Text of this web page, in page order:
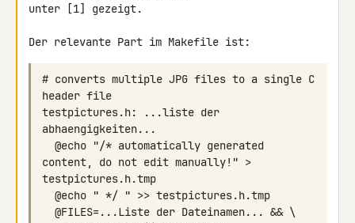
unter [1] gezeigt.
Der relevante Part im Makefile ist:
# converts multiple JPG files to a single C
testpictures.h: ...liste der
content, do not edit manually!" >